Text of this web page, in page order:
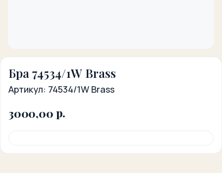
Бра 74534/1W Brass
Артикул: 74534/1W Brass
3000,00 р.